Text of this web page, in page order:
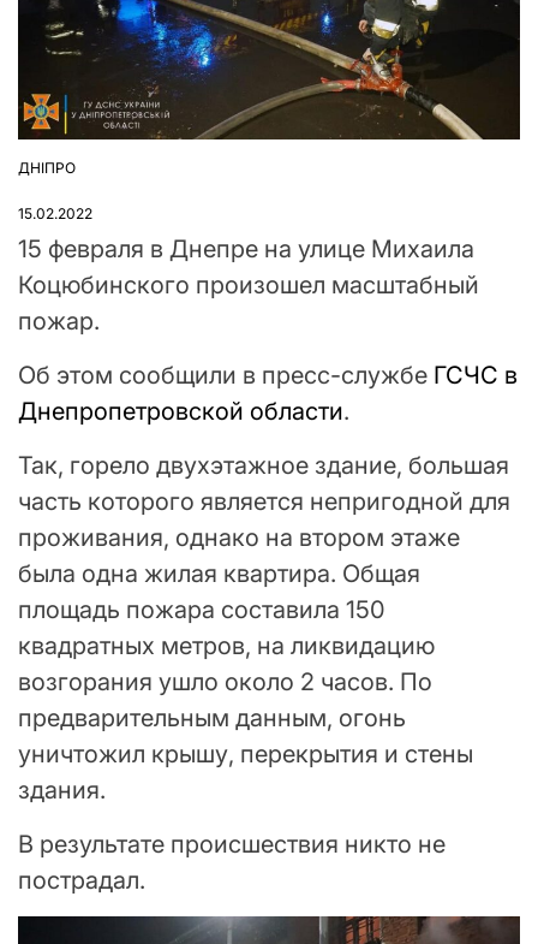
ОПУБЛІКУВАТИ
ДНІПРО
15.02.2022
15 февраля в Днепре на улице Михаила
Коцюбинского произошел масштабный
пожар.
Об этом сообщили в пресс-службе ГСЧС в
Днепропетровской области.
Так, горело двухэтажное здание, большая
часть которого является непригодной для
проживания, однако на втором этаже
была одна жилая квартира. Общая
площадь пожара составила 150
квадратных метров, на ликвидацию
возгорания ушло около 2 часов. По
предварительным данным, огонь
уничтожил крышу, перекрытия и стены
здания.
В результате происшествия никто не
пострадал.